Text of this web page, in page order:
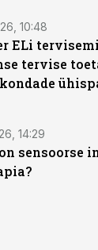
10:48
ELi
tervise
14:29
sensoorse